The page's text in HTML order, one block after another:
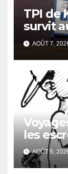
TPI de
survit
AOÛT 7,
les
AOÛT 6,